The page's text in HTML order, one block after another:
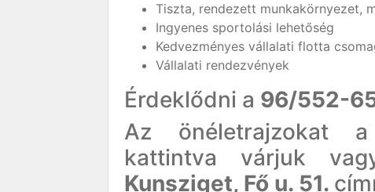
Tiszta, rendezett munkakörnyezet,
Ingyenes sportolási lehetőség
Kedvezményes vállalati flotta
Vállalati rendezvények
Érdeklődni a 96/552-
Az önéletrajzokat
kattintva várjuk
Kunsziget, Fő u. 51.